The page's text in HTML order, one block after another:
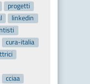
progetti
linkedin
cura-italia
cciaa